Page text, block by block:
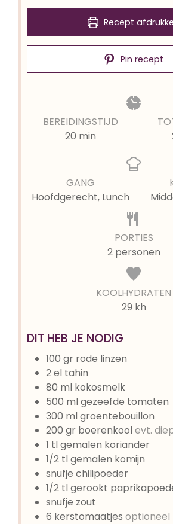
Recept
Pin recept
BEREIDINGSTIJD
20minuten
min
GANG
Hoofdgerecht, Lunch
PORTIES
2 personen
KOOLHYDRATEN
29 kh
DIT HEB JE NODIG
100 gr rode linzen
2el tahin
80 ml kokosmelk
500 mlgezeefde tomaten
300 mlgroentebouillon
200 gr boerenkoolevt.
1 tlgemalen koriander
1/2 tlgemalen komijn
snufje chilipoeder
1/2 tlgerookt
snufje zout
6 kerstomaatjes optioneel